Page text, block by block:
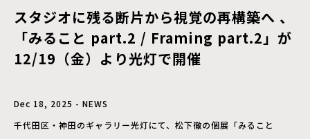
スタジオに残る断片から視覚の再構築へ 、
「みること part.2 / Framing part.2」が
12/19（金）より光灯で開催
Dec 18, 2025 - NEWS
千代田区・神田のギャラリー光灯にて、松下徹の個展「みること